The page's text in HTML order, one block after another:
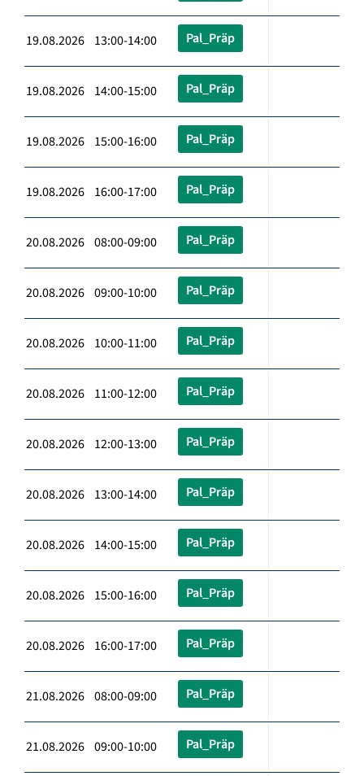
19.08.2026 13:00-14:00 Pal_Präp
19.08.2026 14:00-15:00 Pal_Präp
19.08.2026 15:00-16:00 Pal_Präp
19.08.2026 16:00-17:00 Pal_Präp
20.08.2026 08:00-09:00 Pal_Präp
20.08.2026 09:00-10:00 Pal_Präp
20.08.2026 10:00-11:00 Pal_Präp
20.08.2026 11:00-12:00 Pal_Präp
20.08.2026 12:00-13:00 Pal_Präp
20.08.2026 13:00-14:00 Pal_Präp
20.08.2026 14:00-15:00 Pal_Präp
20.08.2026 15:00-16:00 Pal_Präp
20.08.2026 16:00-17:00 Pal_Präp
21.08.2026 08:00-09:00 Pal_Präp
21.08.2026 09:00-10:00 Pal_Präp